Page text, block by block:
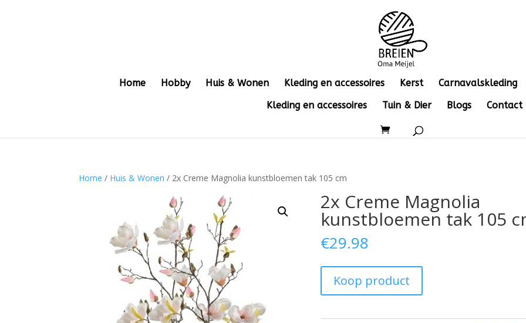
Home Hobby Huis & Wonen Kleding en accessoires Kerst
Carnavalskleding
Kleding en accessoires
Tuin & Dier Blogs Contact
Home / Huis & Wonen / 2x Creme Magnolia kunstbloemen tak 105 cm
2x Creme Magnolia
kunstbloemen tak 105
€29.98
Koop product